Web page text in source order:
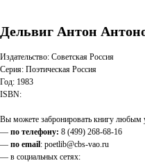
Дельвиг Антон
Издательство: Советская Россия
Серия: Поэтическая Россия
Год: 1983
ISBN:
Вы можете забронировать книгу любым
— по телефону: 8 (499) 268-68-16
— по email: poetlib@cbs-vao.ru
— в социальных сетях: